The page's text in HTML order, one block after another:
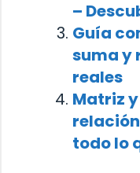
–
Guía
suma y
reales
Matriz
todo lo